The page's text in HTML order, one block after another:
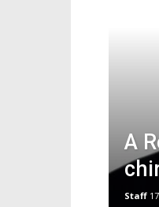
A
Staff